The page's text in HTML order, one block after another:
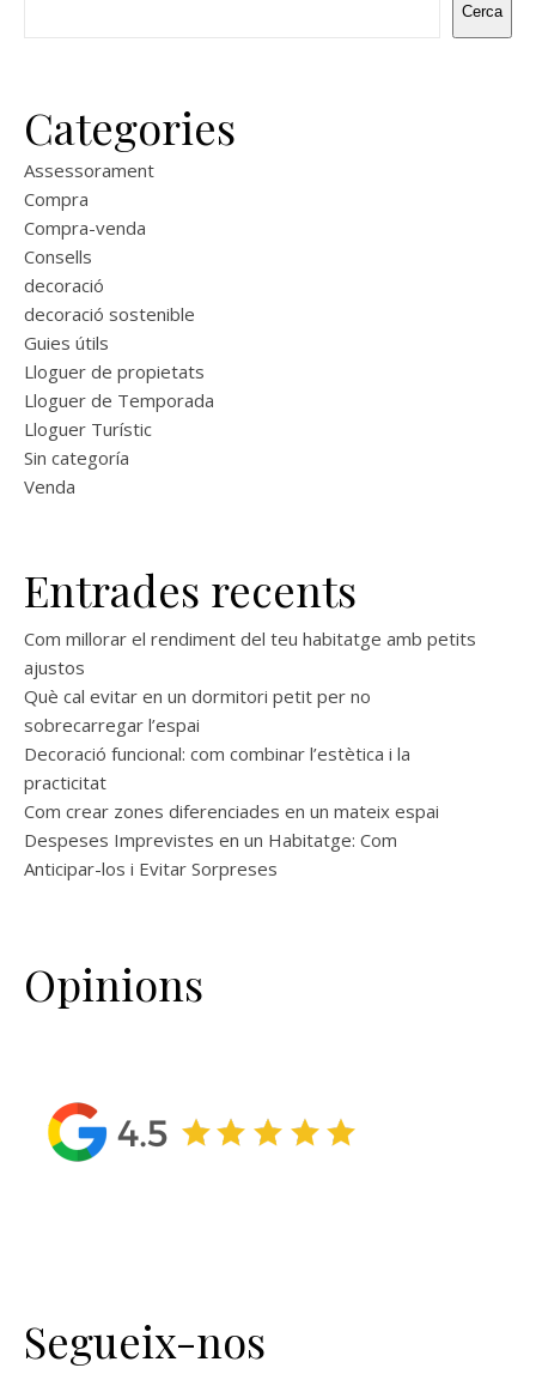
Cerca
Categories
Assessorament
Compra
Compra-venda
Consells
decoració
decoració sostenible
Guies útils
Lloguer de propietats
Lloguer de Temporada
Lloguer Turístic
Sin categoría
Venda
Entrades recents
Com millorar el rendiment del teu habitatge amb petits
ajustos
Què cal evitar en un dormitori petit per no
sobrecarregar l’espai
Decoració funcional: com combinar l’estètica i la
practicitat
Com crear zones diferenciades en un mateix espai
Despeses Imprevistes en un Habitatge: Com
Anticipar-los i Evitar Sorpreses
Opinions
Segueix-nos